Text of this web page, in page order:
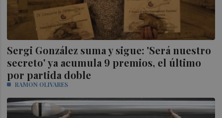
Sergi González suma y sigue: 'Será nuestro
secreto' ya acumula 9 premios, el último
por partida doble
RAMON OLIVARES